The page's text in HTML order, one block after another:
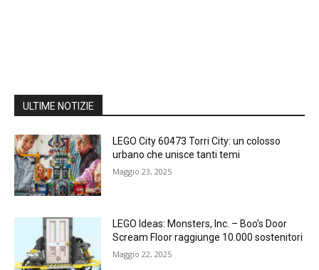
ULTIME NOTIZIE
LEGO City 60473 Torri City: un colosso
urbano che unisce tanti temi
Maggio 23, 2025
LEGO Ideas: Monsters, Inc. – Boo’s Door
Scream Floor raggiunge 10.000 sostenitori
Maggio 22, 2025